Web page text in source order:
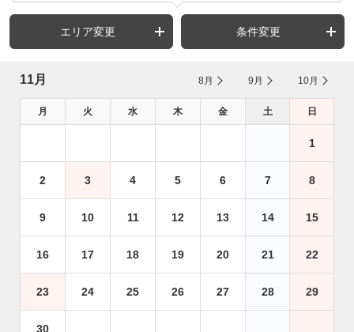
エリア変更 条件変更
11月 8月 9月 10月
月 火 水 木 金 土 日
1
2 3 4 5 6 7 8
9 10 11 12 13 14 15
16 17 18 19 20 21 22
23 24 25 26 27 28 29
30